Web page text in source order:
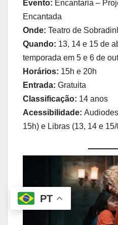
Evento: Encantaria –
Encantada
Onde: Teatro de
Quando: 13, 14 e 15 de
temporada em 5 e 6 de
Horários: 15h e 20h
Entrada: Gratuita
Classificação: 14 anos
Acessibilidade:
15h) e Libras (13, 14 e
PT